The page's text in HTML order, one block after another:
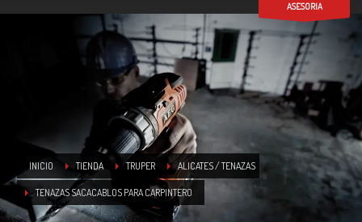
ASESORIA
INICIO TIENDA TRUPER ALICATES / TENAZAS
TENAZAS SACACABLOS PARA CARPINTERO